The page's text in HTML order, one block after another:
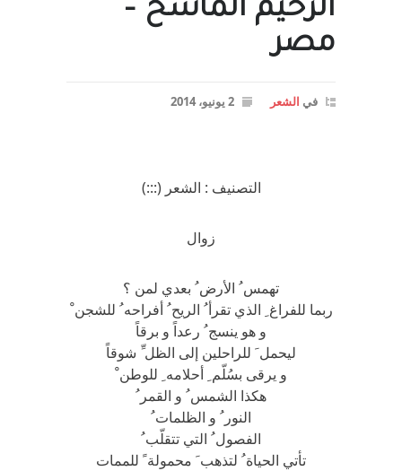
الرحيم الماسخ –
مصر
في الشعر 2 يونيو، 2014
التصنيف : الشعر (:::)
زوال
تهمس ُ الأرض ُ بعدي لمن ؟
ربما للفراغ ِ الذي تقرأ ُ الريح ُ أفراحه ُ للشجن ْ
و هو ينسج ُ رعداً و برقاً
ليحمل َ للراحلين إلى الظل ِّ شوقاً
و يرقى بسُلّم ِ أحلامه ِ للوطن ْ
هكذا الشمس ُ و القمر ُ
النور ُ و الظلمات ُ
الفصول ُ التي تتقلّب ُ
تأتي الحياة ُ لتذهب َ محمولة ً للممات